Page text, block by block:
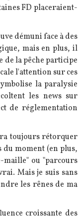
FD placeraient-
démuni face à des
mais en plus, il
de la pêche participe
l'attention sur ces
la paralysie
les news sur
de réglementation
toujours rétorquer
du moment (en plus,
maille" ou "parcours
Mais je suis sans
les rênes de ma
croissante des